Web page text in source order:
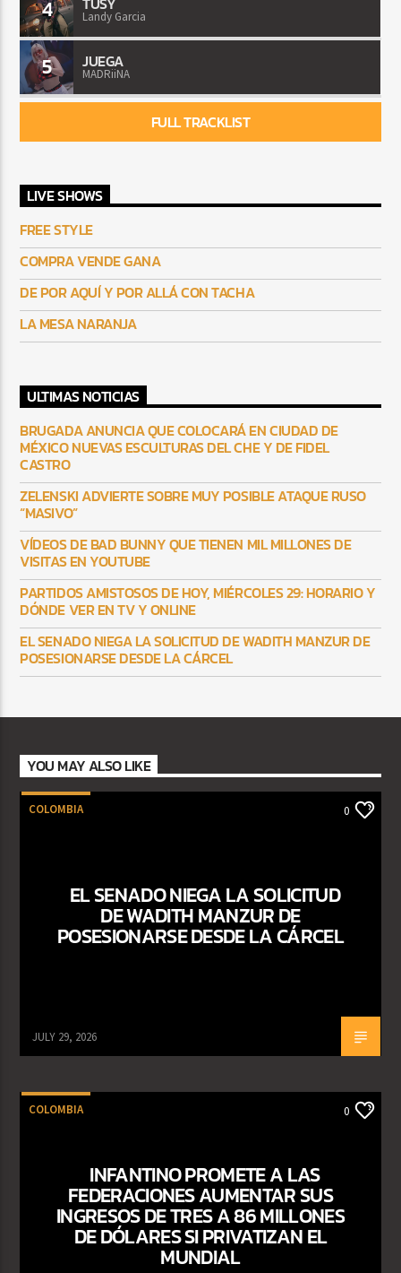
4 Landy Garcia
5 JUEGA
MADRiiNA
FULL TRACKLIST
LIVE SHOWS
FREE STYLE
COMPRA VENDE GANA
DE POR AQUÍ Y POR ALLÁ CON TACHA
LA MESA NARANJA
ULTIMAS NOTICIAS
BRUGADA ANUNCIA QUE COLOCARÁ EN CIUDAD DE
MÉXICO NUEVAS ESCULTURAS DEL CHE Y DE FIDEL
CASTRO
ZELENSKI ADVIERTE SOBRE MUY POSIBLE ATAQUE RUSO
“MASIVO”
VÍDEOS DE BAD BUNNY QUE TIENEN MIL MILLONES DE
VISITAS EN YOUTUBE
PARTIDOS AMISTOSOS DE HOY, MIÉRCOLES 29: HORARIO Y
DÓNDE VER EN TV Y ONLINE
EL SENADO NIEGA LA SOLICITUD DE WADITH MANZUR DE
POSESIONARSE DESDE LA CÁRCEL
YOU MAY ALSO LIKE
COLOMBIA 0
EL SENADO NIEGA LA SOLICITUD
DE WADITH MANZUR DE
POSESIONARSE DESDE LA CÁRCEL
JULY 29, 2026
COLOMBIA 0
INFANTINO PROMETE A LAS
FEDERACIONES AUMENTAR SUS
INGRESOS DE TRES A 86 MILLONES
DE DÓLARES SI PRIVATIZAN EL
MUNDIAL